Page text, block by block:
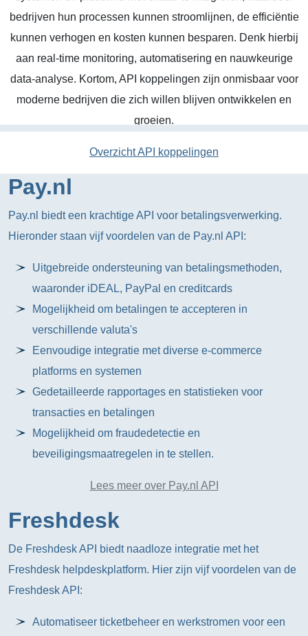
bedrijven hun processen kunnen stroomlijnen, de efficiëntie
kunnen verhogen en kosten kunnen besparen. Denk hierbij
aan real-time monitoring, automatisering en nauwkeurige
data-analyse. Kortom, API koppelingen zijn onmisbaar voor
moderne bedrijven die zich willen blijven ontwikkelen en
groeien.
Overzicht API koppelingen
Pay.nl
Pay.nl biedt een krachtige API voor betalingsverwerking.
Hieronder staan vijf voordelen van de Pay.nl API:
Uitgebreide ondersteuning van betalingsmethoden,
waaronder iDEAL, PayPal en creditcards
Mogelijkheid om betalingen te accepteren in
verschillende valuta's
Eenvoudige integratie met diverse e-commerce
platforms en systemen
Gedetailleerde rapportages en statistieken voor
transacties en betalingen
Mogelijkheid om fraudedetectie en
beveiligingsmaatregelen in te stellen.
Lees meer over Pay.nl API
Freshdesk
De Freshdesk API biedt naadloze integratie met het
Freshdesk helpdeskplatform. Hier zijn vijf voordelen van de
Freshdesk API:
Automatiseer ticketbeheer en werkstromen voor een